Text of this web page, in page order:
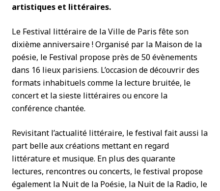
artistiques et littéraires.
Le Festival littéraire de la Ville de Paris fête son
dixième anniversaire ! Organisé par la Maison de la
poésie, le Festival propose près de 50 évènements
dans 16 lieux parisiens. L’occasion de découvrir des
formats inhabituels comme la lecture bruitée, le
concert et la sieste littéraires ou encore la
conférence chantée.
Revisitant l’actualité littéraire, le festival fait aussi la
part belle aux créations mettant en regard
littérature et musique. En plus des quarante
lectures, rencontres ou concerts, le festival propose
également la Nuit de la Poésie, la Nuit de la Radio, le